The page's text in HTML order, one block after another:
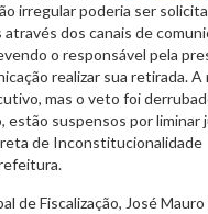
irregular poderia ser
dos canais de
o responsável pela
realizar sua retirada. A
mas o veto foi
suspensos por liminar
de Inconstitucionalidade
de Fiscalização, José